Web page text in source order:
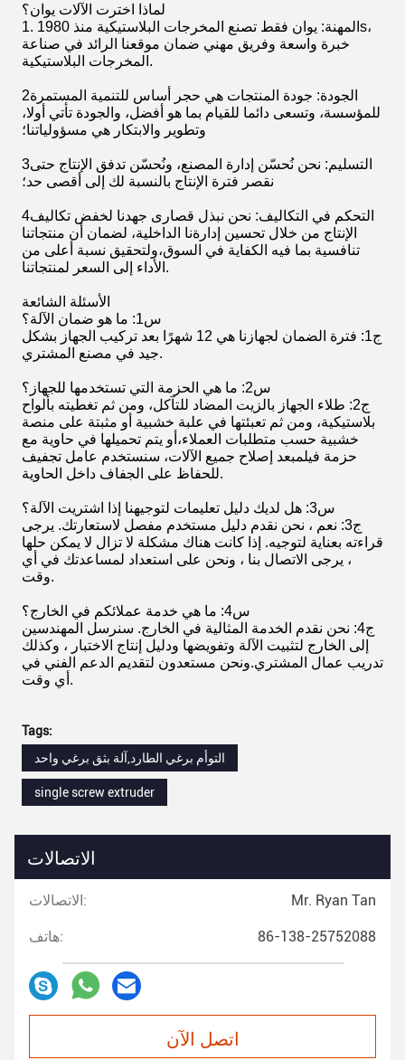
لماذا اخترت الآلات يوان؟
1. المهنة: يوان فقط تصنع المخرجات البلاستيكية منذ 1980s،
خبرة واسعة وفريق مهني ضمان موقعنا الرائد في صناعة
المخرجات البلاستيكية.
2الجودة: جودة المنتجات هي حجر أساس للتنمية المستمرة
للمؤسسة، وتسعى دائما للقيام بما هو أفضل، والجودة تأتي أولا،
وتطوير والابتكار هي مسؤولياتنا؛
3التسليم: نحن نُحسّن إدارة المصنع، ونُحسّن تدفق الإنتاج حتى
نقصر فترة الإنتاج بالنسبة لك إلى أقصى حد؛
4التحكم في التكاليف: نحن نبذل قصارى جهدنا لخفض تكاليف
الإنتاج من خلال تحسين إدارةنا الداخلية، لضمان أن منتجاتنا
تنافسية بما فيه الكفاية في السوق،ولتحقيق نسبة أعلى من
الأداء إلى السعر لمنتجاتنا.
الأسئلة الشائعة
س1: ما هو ضمان الآلة؟
ج1: فترة الضمان لجهازنا هي 12 شهرًا بعد تركيب الجهاز بشكل
جيد في مصنع المشتري.
س2: ما هي الحزمة التي تستخدمها للجهاز؟
ج2: طلاء الجهاز بالزيت المضاد للتآكل، ومن ثم تغطيته بألواح
بلاستيكية، ومن ثم تعبئتها في علبة خشبية أو مثبتة على منصة
خشبية حسب متطلبات العملاء،أو يتم تحميلها في حاوية مع
حزمة فيلمبعد إصلاح جميع الآلات، سنستخدم عامل تجفيف
للحفاظ على الجفاف داخل الحاوية.
س3: هل لديك دليل تعليمات لتوجيهنا إذا اشتريت الآلة؟
ج3: نعم ، نحن نقدم دليل مستخدم مفصل لاستعارتك. يرجى
قراءته بعناية لتوجيه. إذا كانت هناك مشكلة لا تزال لا يمكن حلها
، يرجى الاتصال بنا ، ونحن على استعداد لمساعدتك في أي
وقت.
س4: ما هي خدمة عملائكم في الخارج؟
ج4: نحن نقدم الخدمة المثالية في الخارج. سنرسل المهندسين
إلى الخارج لتثبيت الآلة وتفويضها ودليل إنتاج الاختبار ، وكذلك
تدريب عمال المشتري.ونحن مستعدون لتقديم الدعم الفني في
أي وقت.
Tags:
التوأم برغي الطارد,آلة بثق برغي واحد
single screw extruder
الاتصالات
الاتصالات: Mr. Ryan Tan
هاتف: 86-138-25752088
اتصل الآن